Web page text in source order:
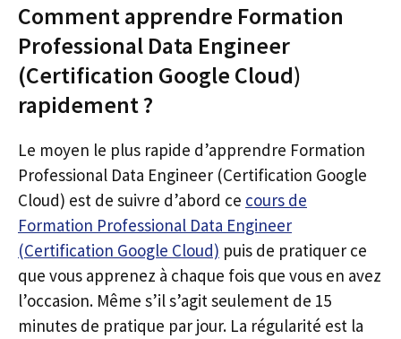
Comment apprendre Formation
Professional Data Engineer
(Certification Google Cloud)
rapidement ?
Le moyen le plus rapide d’apprendre Formation
Professional Data Engineer (Certification Google
Cloud) est de suivre d’abord ce cours de
Formation Professional Data Engineer
(Certification Google Cloud) puis de pratiquer ce
que vous apprenez à chaque fois que vous en avez
l’occasion. Même s’il s’agit seulement de 15
minutes de pratique par jour. La régularité est la